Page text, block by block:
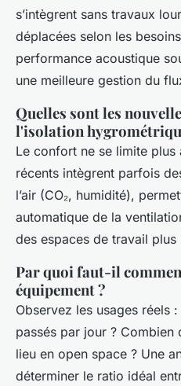
s’intègrent sans travaux
déplacées selon les
performance acoustique
une meilleure gestion du
Quelles sont les
l'isolation
Le confort ne se limite plus
récents intègrent parfois
l’air (CO₂, humidité),
automatique de la
des espaces de travail
Par quoi faut-il
équipement ?
Observez les usages réels
passés par jour ? Combien
lieu en open space ? Une
déterminer le ratio idéal